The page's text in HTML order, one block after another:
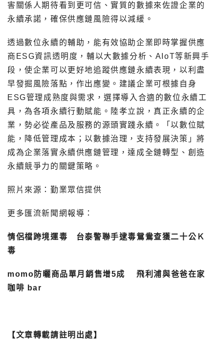
害關係人期待看到更可信、實質的數據來佐證企業的
永續承諾，確保供應鏈風險得以減緩。
透過數位永續的輔助，能有效協助企業即時掌握供應
商ESG資訊透明度，輔以大數據分析、AIoT等新興手
段，使企業可以更好地追蹤供應鏈永續表現，以利盡
早發掘風險落點，作出應變。建議企業可根據自身
ESG管理成熟度與需求，選擇導入合適的數位永續工
具，為各項永續行動賦能。陸孝立說，真正永續的企
業，勢必從產品及服務的源頭實踐永續。「以數位賦
能，降低管理成本；以數據治理，支持發展決策」將
成為企業落實永續供應鏈管理，達成全鏈轉型、創造
永續競爭力的關鍵策略。
照片來源：勤業眾信提供
更多匯流新聞網報導：
情侶檔跨境運毒 台泰警聯手逮毒鴛鴦查獲二十公Ｋ
毒
momo防曬商品單月銷售增5成 飛利浦與爸爸在家
咖啡 bar
【文章轉載請註明出處】